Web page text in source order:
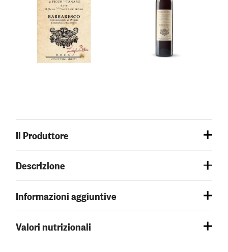
Il Produttore
Descrizione
Informazioni aggiuntive
Valori nutrizionali